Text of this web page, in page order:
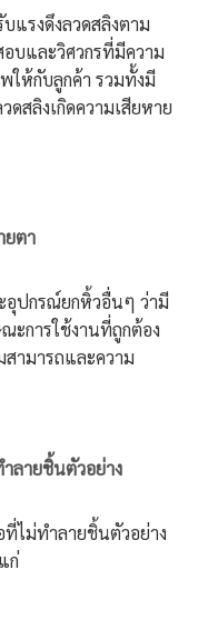
แรงดึงลวดสลิงตาม
อบและวิศวกรที่มีความ
ให้กับลูกค้า รวมทั้งมี
สลิงเกิดความเสียหาย
ยตา
อุปกรณ์ยกหิ้วอื่นๆ ว่ามี
การใช้งานที่ถูกต้อง
ามารถและความ
ลายชิ้นตัวอย่าง
ที่ไม่ทำลายชิ้นตัวอย่าง
ก่